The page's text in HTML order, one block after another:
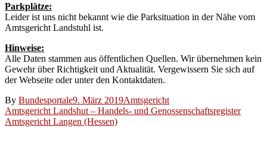
Parkplätze:
Leider ist uns nicht bekannt wie die Parksituation in der Nähe vom
Amtsgericht Landstuhl ist.
Hinweise:
Alle Daten stammen aus öffentlichen Quellen. Wir übernehmen kein
Gewehr über Richtigkeit und Aktualität. Vergewissern Sie sich auf
der Webseite oder unter den Kontaktdaten.
By Bundesportale9. März 2019Amtsgericht
Beitragsnavigation
Amtsgericht Landshut – Handels- und Genossenschaftsregister
Amtsgericht Langen (Hessen)